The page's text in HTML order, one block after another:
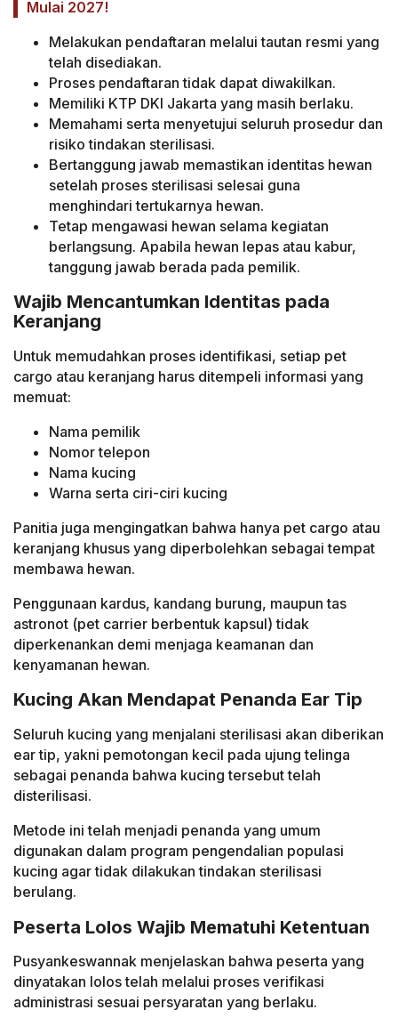
Mulai 2027!
Melakukan pendaftaran melalui tautan resmi yang
telah disediakan.
Proses pendaftaran tidak dapat diwakilkan.
Memiliki KTP DKI Jakarta yang masih berlaku.
Memahami serta menyetujui seluruh prosedur dan
risiko tindakan sterilisasi.
Bertanggung jawab memastikan identitas hewan
setelah proses sterilisasi selesai guna
menghindari tertukarnya hewan.
Tetap mengawasi hewan selama kegiatan
berlangsung. Apabila hewan lepas atau kabur,
tanggung jawab berada pada pemilik.
Wajib Mencantumkan Identitas pada
Keranjang
Untuk memudahkan proses identifikasi, setiap pet
cargo atau keranjang harus ditempeli informasi yang
memuat:
Nama pemilik
Nomor telepon
Nama kucing
Warna serta ciri-ciri kucing
Panitia juga mengingatkan bahwa hanya pet cargo atau
keranjang khusus yang diperbolehkan sebagai tempat
membawa hewan.
Penggunaan kardus, kandang burung, maupun tas
astronot (pet carrier berbentuk kapsul) tidak
diperkenankan demi menjaga keamanan dan
kenyamanan hewan.
Kucing Akan Mendapat Penanda Ear Tip
Seluruh kucing yang menjalani sterilisasi akan diberikan
ear tip, yakni pemotongan kecil pada ujung telinga
sebagai penanda bahwa kucing tersebut telah
disterilisasi.
Metode ini telah menjadi penanda yang umum
digunakan dalam program pengendalian populasi
kucing agar tidak dilakukan tindakan sterilisasi
berulang.
Peserta Lolos Wajib Mematuhi Ketentuan
Pusyankeswannak menjelaskan bahwa peserta yang
dinyatakan lolos telah melalui proses verifikasi
administrasi sesuai persyaratan yang berlaku.